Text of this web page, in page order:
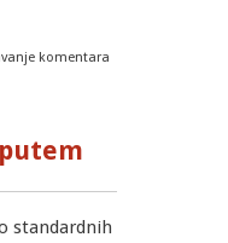
podatkovni sustav
komentara
standardnih